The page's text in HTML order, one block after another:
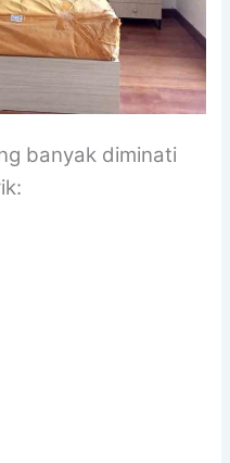
banyak diminati